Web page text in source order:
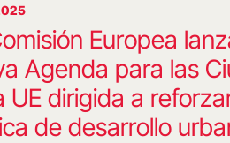
Europea
Agenda para las
UE dirigida a
de desarrollo